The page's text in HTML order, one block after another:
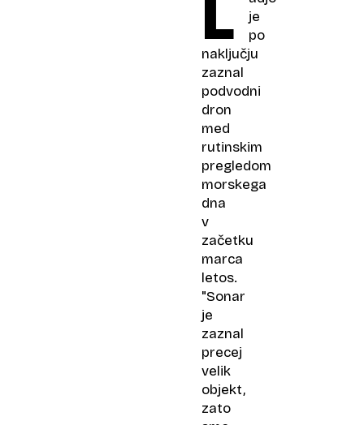
je
po
naključju
zaznal
podvodni
dron
med
rutinskim
pregledom
morskega
dna
v
začetku
marca
letos.
"Sonar
je
zaznal
precej
velik
objekt,
zato